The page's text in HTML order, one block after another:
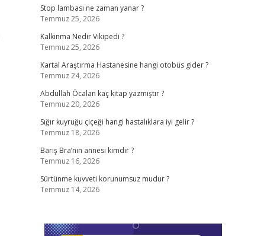
Stop lambası ne zaman yanar ?
Temmuz 25, 2026
Kalkınma Nedir Vikipedi ?
Temmuz 25, 2026
Kartal Araştırma Hastanesine hangi otobüs gider ?
Temmuz 24, 2026
Abdullah Öcalan kaç kitap yazmıştır ?
Temmuz 20, 2026
Sığır kuyruğu çiçeği hangi hastalıklara iyi gelir ?
Temmuz 18, 2026
Barış Bra’nın annesi kimdir ?
Temmuz 16, 2026
Sürtünme kuvveti korunumsuz mudur ?
Temmuz 14, 2026